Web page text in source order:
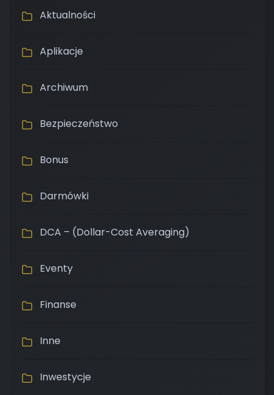
Aktualności
Aplikacje
Archiwum
Bezpieczeństwo
Bonus
Darmówki
DCA – (Dollar-Cost Averaging)
Eventy
Finanse
Inne
Inwestycje